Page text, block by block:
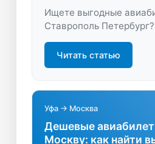
Ищете выгодные
Ставрополь
сравнение цен, быстрый
экономия времени на
Летайте комфортно и
сейчас!
Читать статью
Уфа → Москва
Дешевые
Москву: как найти